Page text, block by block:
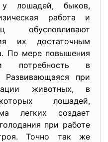
у лошадей, быков,
работа и
обусловливают
их достаточным
По мере повышения
потребность в
Развивающаяся при
животных, в
лошадей,
легких создает
при работе
Точно так же